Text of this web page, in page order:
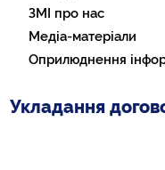
ЗМІ про нас
Медіа-матеріали
Оприлюднення
Укладання